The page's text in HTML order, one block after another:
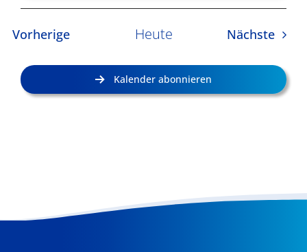
VorherigeVeranstaltungen
Heute Nächste
Kalender abonnieren